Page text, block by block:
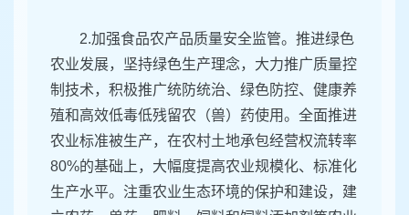
2.加强食品农产品质量安全监管。推进绿色
农业发展，坚持绿色生产理念，大力推广质量控
制技术，积极推广统防统治、绿色防控、健康养
殖和高效低毒低残留农（兽）药使用。全面推进
农业标准被生产，在农村土地承包经营权流转率
80%的基础上，大幅度提高农业规模化、标准化
生产水平。注重农业生态环境的保护和建设，建